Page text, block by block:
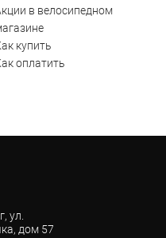
в велосипедном
купить
оплатить
ул.
дом 57